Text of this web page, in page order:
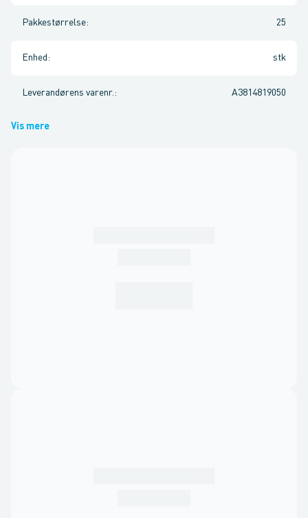
Pakkestørrelse: 25
Enhed : stk
Leverandørens varenr. : A3814819050
Vis mere